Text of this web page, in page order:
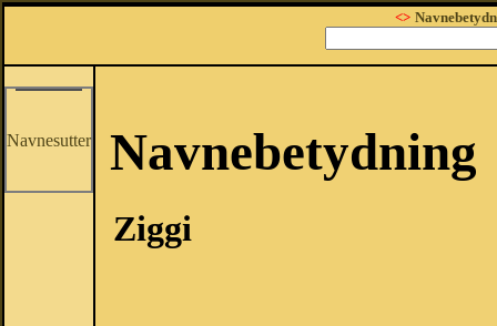
<>
Navnesutter Navnebetydning
Ziggi